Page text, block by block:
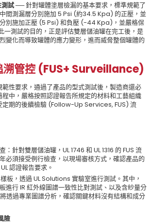
試──針對罐體塗層檢漏的基本要求，標準規範了
間測漏層分別施加 5 Psi (約34.5 Kpa) 的正壓，並
別施加正壓 (5 Psi) 和負壓 (-44 Kpa)，並嚴格保
一測試的目的，正是評估雙層儲油罐在完工後，是
變化而導致罐體的應力變形，進而威脅整個罐體的
溯管控 (FUS+ Surveillance)
性要求，通過了產品的型式測試後，製造商還必
中，嚴格按照認證報告所規定的材料和工藝組織
定期的後續檢驗 (Follow-Up Services, FUS) 流
：針對雙層儲油罐，UL 1746 和 UL 1316 的 FUS 流
必須接受例行檢查，以現場審核方式，確認產品的
認證報告要求。
板，透過 UL Solutions 實驗室進行測試。其中，
進行 IR 紅外線圖譜一致性比對測試、以及含紗量分
透過專業圖譜分析，確認關鍵材料沒有結構和成分
險